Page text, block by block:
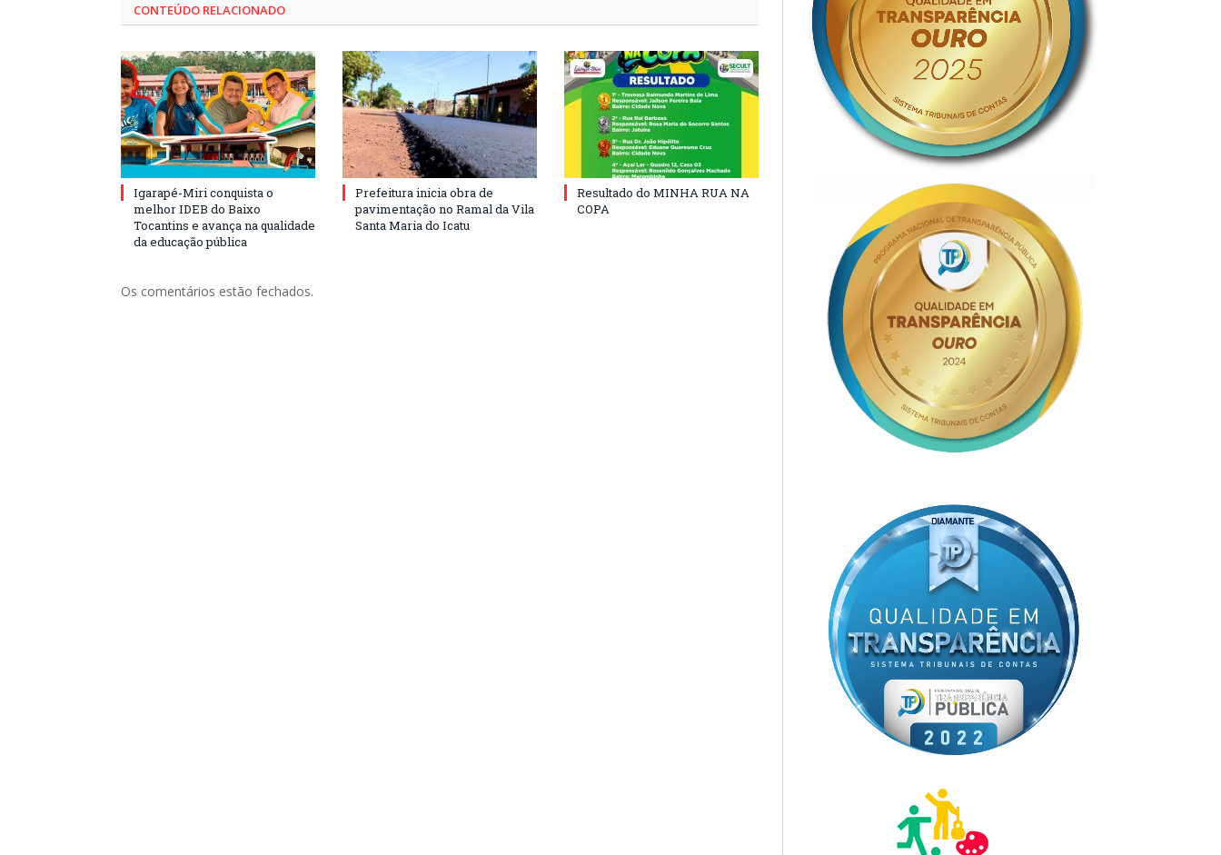
CONTEÚDO RELACIONADO
Igarapé-Miri conquista o
melhor IDEB do Baixo
Tocantins e avança na qualidade
da educação pública
Prefeitura inicia obra de
pavimentação no Ramal da Vila
Santa Maria do Icatu
Resultado do MINHA RUA NA
COPA
Os comentários estão fechados.